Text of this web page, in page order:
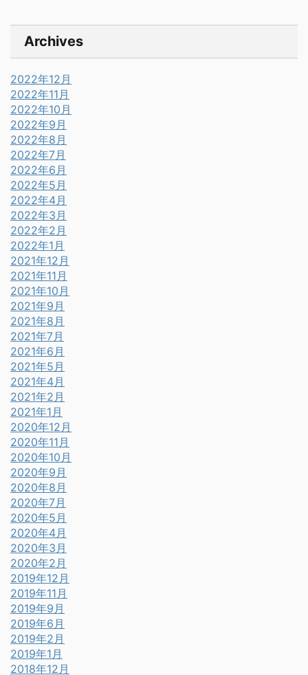
Archives
2022年12月
2022年11月
2022年10月
2022年9月
2022年8月
2022年7月
2022年6月
2022年5月
2022年4月
2022年3月
2022年2月
2022年1月
2021年12月
2021年11月
2021年10月
2021年9月
2021年8月
2021年7月
2021年6月
2021年5月
2021年4月
2021年2月
2021年1月
2020年12月
2020年11月
2020年10月
2020年9月
2020年8月
2020年7月
2020年5月
2020年4月
2020年3月
2020年2月
2019年12月
2019年11月
2019年9月
2019年6月
2019年2月
2019年1月
2018年12月